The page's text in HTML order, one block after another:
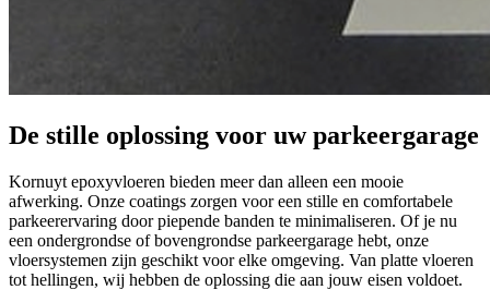
De stille oplossing voor uw parkeergarage
Kornuyt epoxyvloeren bieden meer dan alleen een mooie
afwerking. Onze coatings zorgen voor een stille en comfortabele
parkeerervaring door piepende banden te minimaliseren. Of je nu
een ondergrondse of bovengrondse parkeergarage hebt, onze
vloersystemen zijn geschikt voor elke omgeving. Van platte vloeren
tot hellingen, wij hebben de oplossing die aan jouw eisen voldoet.